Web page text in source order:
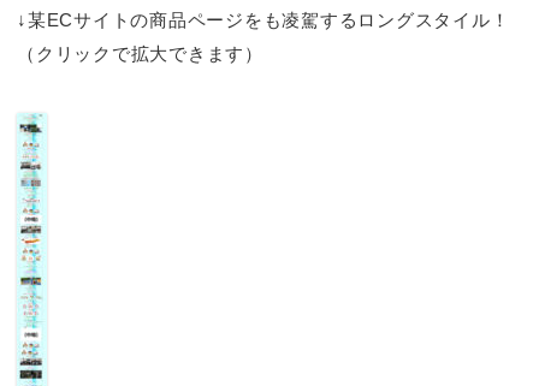
↓某ECサイトの商品ページをも凌駕するロングスタイル！
（クリックで拡大できます）